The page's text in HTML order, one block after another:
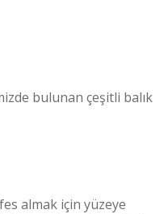
bulunan çeşitli balık
almak için yüzeye